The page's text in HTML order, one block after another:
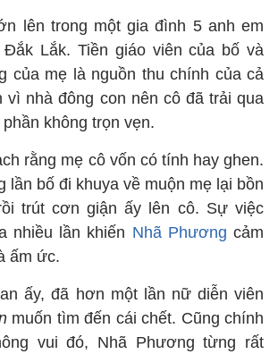
lên trong một gia đình 5 anh em
Lắk. Tiền giáo viên của bố và
của mẹ là nguồn thu chính của cả
vì nhà đông con nên cô đã trải qua
không trọn vẹn.
rằng mẹ cô vốn có tính hay ghen.
lần bố đi khuya về muộn mẹ lại bồn
trút cơn giận ấy lên cô. Sự việc
nhiều lần khiến Nhã Phương cảm
ấm ức.
ấy, đã hơn một lần nữ diễn viên
muốn tìm đến cái chết. Cũng chính
vui đó, Nhã Phương từng rất